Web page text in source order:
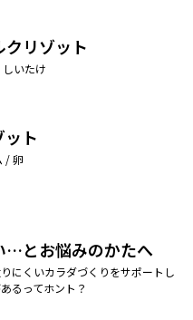
クリゾット
いたけ
ト
/ 卵
…とお悩みのかたへ
にくいカラダづくりをサポートし
るってホント？